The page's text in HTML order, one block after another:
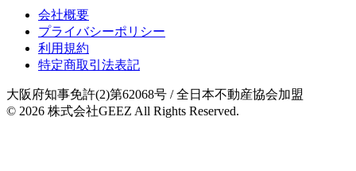
会社概要
プライバシーポリシー
利用規約
特定商取引法表記
大阪府知事免許(2)第62068号 / 全日本不動産協会加盟
© 2026 株式会社GEEZ All Rights Reserved.